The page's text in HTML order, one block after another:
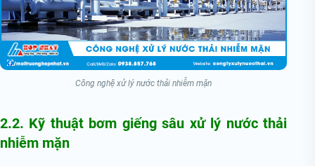
Công nghệ xử lý nước thải nhiễm mặn
2.2. Kỹ thuật bơm giếng sâu xử lý nước thải
nhiễm mặn